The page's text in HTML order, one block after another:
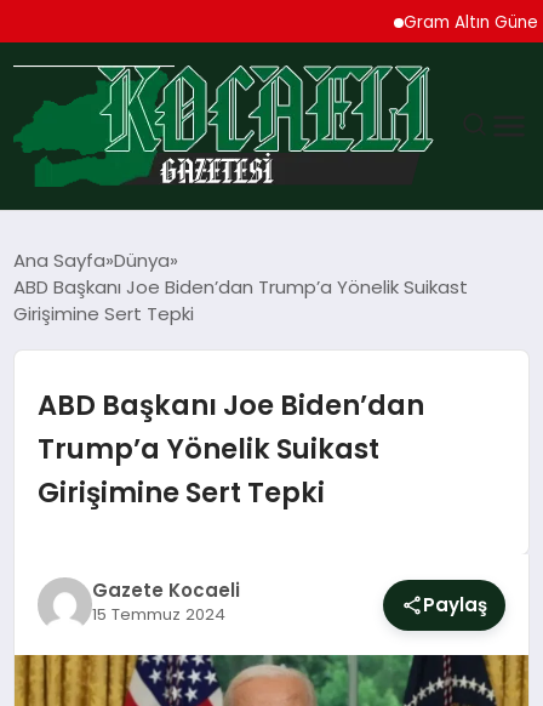
Gram Altın Güne
TEKNOLOJI
MAGAZIN
YAŞAM
DÜNYA
Ana Sayfa Dünya
ABD Başkanı Joe Biden’dan Trump’a Yönelik Suikast
Girişimine Sert Tepki
ABD Başkanı Joe Biden’dan
Trump’a Yönelik Suikast
Girişimine Sert Tepki
Gazete Kocaeli
15 Temmuz 2024 Paylaş